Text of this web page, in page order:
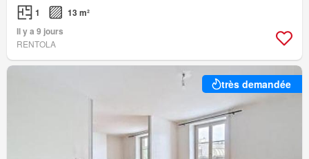
1
13 m²
Il y a 9 jours
RENTOLA
très demandée